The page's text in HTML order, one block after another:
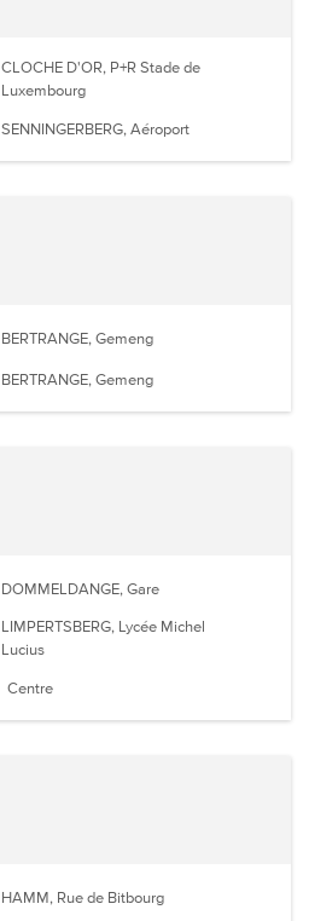
CLOCHE D'OR, P+R Stade de
Luxembourg
SENNINGERBERG, Aéroport
BERTRANGE, Gemeng
BERTRANGE, Gemeng
DOMMELDANGE, Gare
LIMPERTSBERG, Lycée Michel
Lucius
Centre
HAMM, Rue de Bitbourg